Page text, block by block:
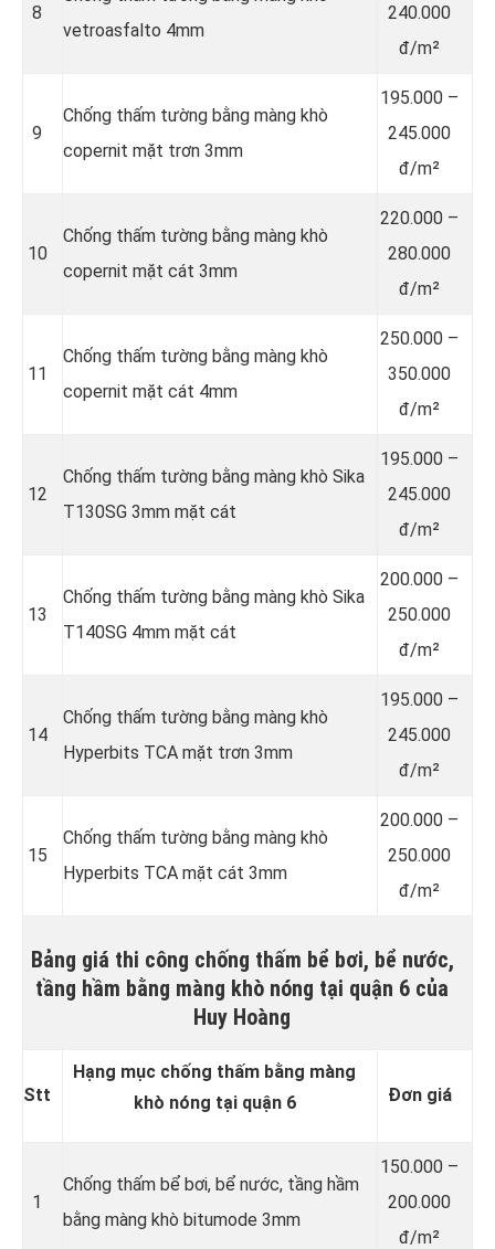
8
vetroasfalto 4mm
240.000
đ/m²
9
Chống thấm tường bằng màng khò
copernit mặt trơn 3mm
195.000 –
245.000
đ/m²
10
Chống thấm tường bằng màng khò
copernit mặt cát 3mm
220.000 –
280.000
đ/m²
11
Chống thấm tường bằng màng khò
copernit mặt cát 4mm
250.000 –
350.000
đ/m²
12
Chống thấm tường bằng màng khò Sika
T130SG 3mm mặt cát
195.000 –
245.000
đ/m²
13
Chống thấm tường bằng màng khò Sika
T140SG 4mm mặt cát
200.000 –
250.000
đ/m²
14
Chống thấm tường bằng màng khò
Hyperbits TCA mặt trơn 3mm
195.000 –
245.000
đ/m²
15
Chống thấm tường bằng màng khò
Hyperbits TCA mặt cát 3mm
200.000 –
250.000
đ/m²
Bảng giá thi công chống thấm bể bơi, bể nước,
tầng hầm bằng màng khò nóng tại quận 6 của
Huy Hoàng
Stt
Hạng mục chống thấm bằng màng
khò nóng tại quận 6
Đơn giá
1
Chống thấm bể bơi, bể nước, tầng hầm
bằng màng khò bitumode 3mm
150.000 –
200.000
đ/m²